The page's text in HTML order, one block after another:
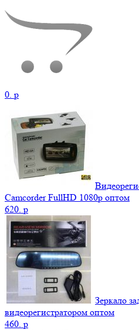
0. p
Camcorder FullHD 1080p оптом
620. p
Зеркало
видеорегистратором оптом
460. p